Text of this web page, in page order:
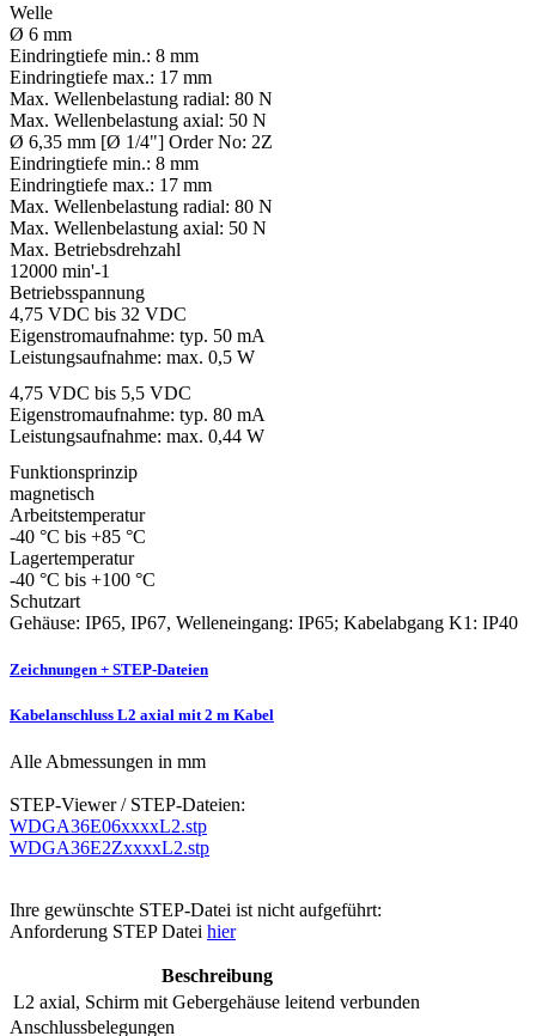
Welle
Ø 6 mm
Eindringtiefe min.: 8 mm
Eindringtiefe max.: 17 mm
Max. Wellenbelastung radial: 80 N
Max. Wellenbelastung axial: 50 N
Ø 6,35 mm [Ø 1/4"] Order No: 2Z
Eindringtiefe min.: 8 mm
Eindringtiefe max.: 17 mm
Max. Wellenbelastung radial: 80 N
Max. Wellenbelastung axial: 50 N
Max. Betriebsdrehzahl
12000 min'-1
Betriebsspannung
4,75 VDC bis 32 VDC
Eigenstromaufnahme: typ. 50 mA
Leistungsaufnahme: max. 0,5 W
4,75 VDC bis 5,5 VDC
Eigenstromaufnahme: typ. 80 mA
Leistungsaufnahme: max. 0,44 W
Funktionsprinzip
magnetisch
Arbeitstemperatur
-40 °C bis +85 °C
Lagertemperatur
-40 °C bis +100 °C
Schutzart
Gehäuse: IP65, IP67, Welleneingang: IP65; Kabelabgang K1: IP40
Zeichnungen + STEP-Dateien
Kabelanschluss L2 axial mit 2 m Kabel
Alle Abmessungen in mm
STEP-Viewer / STEP-Dateien:
WDGA36E06xxxxL2.stp
WDGA36E2ZxxxxL2.stp
Ihre gewünschte STEP-Datei ist nicht aufgeführt:
Anforderung STEP Datei hier
Beschreibung
L2 axial, Schirm mit Gebergehäuse leitend verbunden
Anschlussbelegungen